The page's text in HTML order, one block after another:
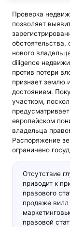
Проверка
позволяет
нового
diligence
против потери
признает землю
достоянием.
участком,
европейском
владельца
Распоряжение
ограничено
Отсутствие
приводит к
правового
продаже
правовой